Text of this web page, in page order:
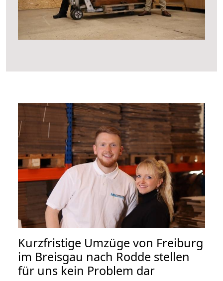
Kurzfristige Umzüge von Freiburg
im Breisgau nach Rodde stellen
für uns kein Problem dar